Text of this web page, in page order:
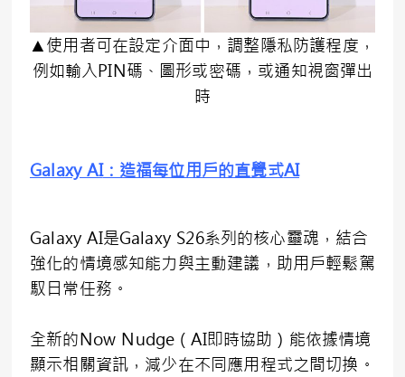
▲使用者可在設定介面中，調整隱私防護程度，
例如輸入PIN碼、圖形或密碼，或通知視窗彈出
時
Galaxy AI：造福每位用戶的直覺式AI
Galaxy AI是Galaxy S26系列的核心靈魂，結合
強化的情境感知能力與主動建議，助用戶輕鬆駕
馭日常任務。
全新的Now Nudge（AI即時協助）能依據情境
顯示相關資訊，減少在不同應用程式之間切換。